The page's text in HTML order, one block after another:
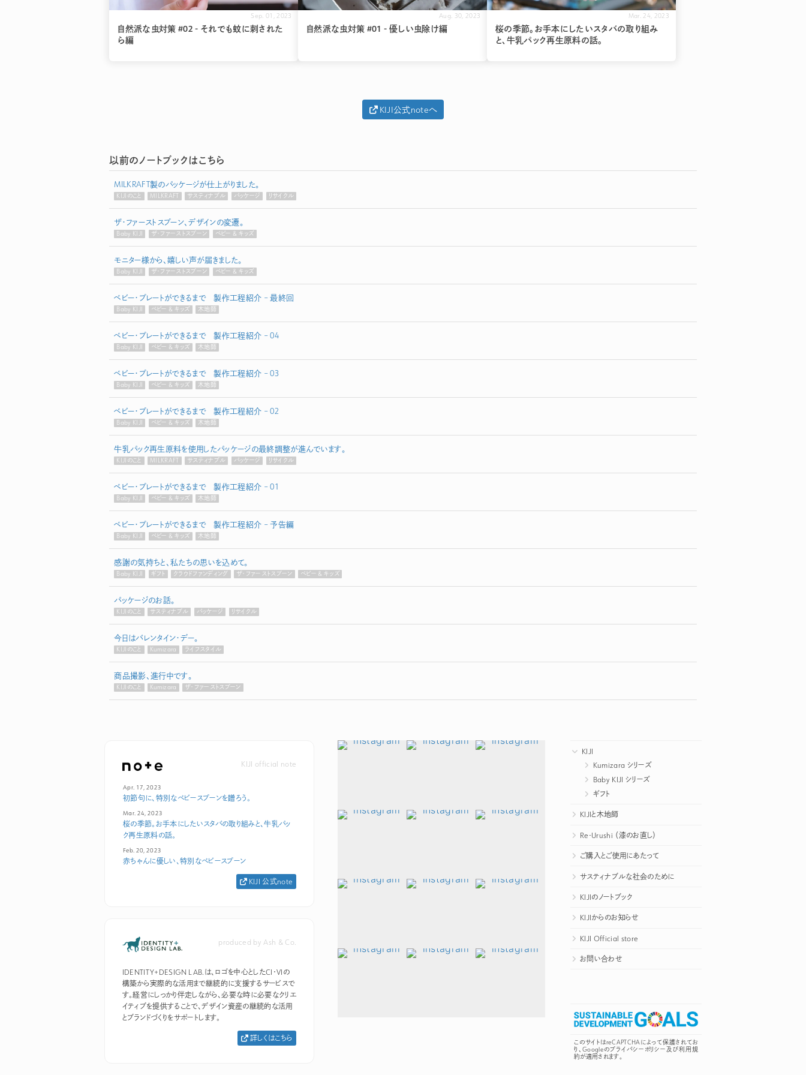
Sep. 01, 2023
自然派な虫対策 #02 - それでも蚊に刺された
ら編
Aug. 30, 2023
自然派な虫対策 #01 - 優しい虫除け編
Mar. 24, 2023
桜の季節。お手本にしたいスタバの取り組み
と、牛乳パック再生原料の話。
KIJI公式noteへ
以前のノートブックはこちら
MILKRAFT製のパッケージが仕上がりました。
KIJIのこと MILKRAFT サスティナブル パッケージ リサイクル
ザ・ファーストスプーン、デザインの変遷。
Baby KIJI ザ・ファーストスプーン ベビー & キッズ
モニター様から、嬉しい声が届きました。
Baby KIJI ザ・ファーストスプーン ベビー & キッズ
ベビー・プレートができるまで 製作工程紹介 – 最終回
Baby KIJI ベビー & キッズ 木地師
ベビー・プレートができるまで 製作工程紹介 – 04
Baby KIJI ベビー & キッズ 木地師
ベビー・プレートができるまで 製作工程紹介 – 03
Baby KIJI ベビー & キッズ 木地師
ベビー・プレートができるまで 製作工程紹介 – 02
Baby KIJI ベビー & キッズ 木地師
牛乳パック再生原料を使用したパッケージの最終調整が進んでいます。
KIJIのこと MILKRAFT サスティナブル パッケージ リサイクル
ベビー・プレートができるまで 製作工程紹介 – 01
Baby KIJI ベビー & キッズ 木地師
ベビー・プレートができるまで 製作工程紹介 – 予告編
Baby KIJI ベビー & キッズ 木地師
感謝の気持ちと、私たちの思いを込めて。
Baby KIJI ギフト クラウドファンディング ザ・ファーストスプーン ベビー & キッズ
パッケージのお話。
KIJIのこと サスティナブル パッケージ リサイクル
今日はバレンタイン・デー。
KIJIのこと Kumizara ライフスタイル
商品撮影、進行中です。
KIJIのこと Kumizara ザ・ファーストスプーン
KIJI official note
Apr. 17, 2023
初節句に、特別なベビースプーンを贈ろう。
Mar. 24, 2023
桜の季節。お手本にしたいスタバの取り組みと、牛乳パッ
ク再生原料の話。
Feb. 20, 2023
赤ちゃんに優しい、特別なベビースプーン
KIJI 公式note
produced by Ash & Co.
IDENTITY+DESIGN LAB.は、ロゴを中心としたCI・VIの
構築から実際的な活用まで継続的に支援するサービスで
す。経営にしっかり伴走しながら、必要な時に必要なクリエ
イティブを提供することで、デザイン資産の継続的な活用
とブランドづくりをサポートします。
詳しくはこちら
KIJI
Kumizara シリーズ
Baby KIJI シリーズ
ギフト
KIJIと木地師
Re-Urushi （漆のお直し）
ご購入とご使用にあたって
サスティナブルな社会のために
KIJIのノートブック
KIJIからのお知らせ
KIJI Official store
お問い合わせ
このサイトはreCAPTCHAによって保護されてお
り、Googleのプライバシーポリシー及び利用規
約が適用されます。